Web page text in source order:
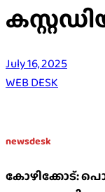
July 16, 2025
WEB DESK
newsdesk
കോഴിക്കോട്: